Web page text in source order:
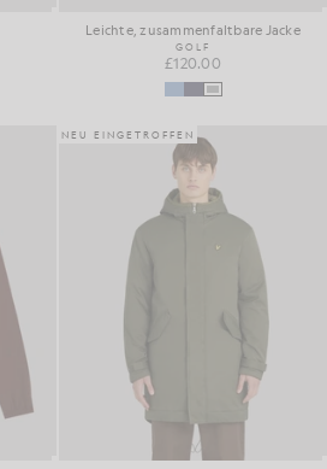
Leichte, zusammenfaltbare Jacke
GOLF
£120.00
NEU EINGETROFFEN